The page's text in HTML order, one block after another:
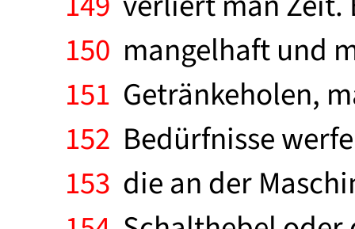
150 mangelhaft und
151 Getränkeholen,
152 Bedürfnisse
153 die an der